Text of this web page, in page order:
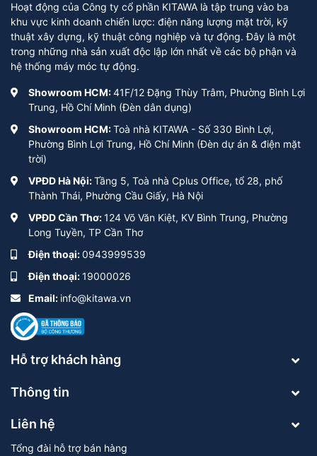
Hoạt động của Công ty cổ phần KITAWA là tập trung vào ba
khu vực kinh doanh chiến lược: điện năng lượng mặt trời, kỹ
thuật xây dựng, kỹ thuật công nghiệp và tự động. Đây là một
trong những nhà sản xuất độc lập lớn nhất về các bộ phận và
hệ thống máy móc tự động.
Showroom HCM:41F/12 Đặng Thùy Trâm, Phường Bình Lợi
Trung, Hồ Chí Minh (Đèn dân dụng)
Showroom HCM:Toà nhà KITAWA - Số 330 Bình Lợi,
Phường Bình Lợi Trung, Hồ Chí Minh (Đèn dự án & điện mặt
trời)
VPĐD Hà Nội:Tầng 5, Toà nhà Cplus Office, tổ 28, phố
Thành Thái, Phường Cầu Giấy, Hà Nội
VPĐD Cần Thơ:124 Võ Văn Kiệt, KV Bình Trung, Phường
Long Tuyền, TP Cần Thơ
Điện thoại:0943999539
Điện thoại:19000026
Email: info@kitawa.vn
Hỗ trợ khách hàng
Thông tin
Liên hệ
Tổng đài hỗ trợ bán hàng